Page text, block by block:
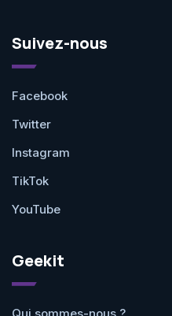
Suivez-nous
Facebook
Twitter
Instagram
TikTok
YouTube
Geekit
Qui sommes-nous ?